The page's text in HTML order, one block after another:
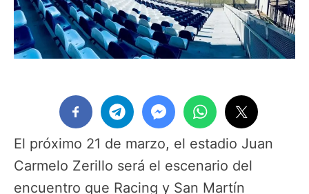
El próximo 21 de marzo, el estadio Juan
Carmelo Zerillo será el escenario del
encuentro que Racing y San Martín